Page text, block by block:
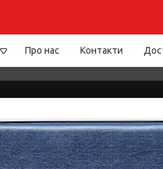
Про нас Контакти